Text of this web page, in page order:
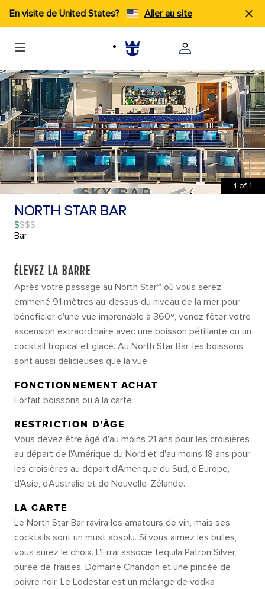
En visite de United States? Aller au site
1 of 1
NORTH STAR BAR
$
Bar
ÉLEVEZ LA BARRE
Après votre passage au North Star℠ où vous serez
emmené 91 mètres au-dessus du niveau de la mer pour
bénéficier d'une vue imprenable à 360º, venez fêter votre
ascension extraordinaire avec une boisson pétillante ou un
cocktail tropical et glacé. Au North Star Bar, les boissons
sont aussi délicieuses que la vue.
FONCTIONNEMENT ACHAT
Forfait boissons ou à la carte
RESTRICTION D'ÂGE
Vous devez être âgé d'au moins 21 ans pour les croisières
au départ de l'Amérique du Nord et d'au moins 18 ans pour
les croisières au départ d'Amérique du Sud, d'Europe,
d'Asie, d'Australie et de Nouvelle-Zélande.
LA CARTE
Le North Star Bar ravira les amateurs de vin, mais ses
cocktails sont un must absolu. Si vous aimez les bulles,
vous aurez le choix. L'Errai associe tequila Patron Silver,
purée de fraises, Domaine Chandon et une pincée de
poivre noir. Le Lodestar est un mélange de vodka